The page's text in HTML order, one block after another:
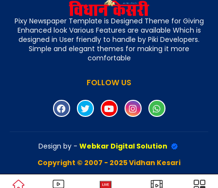
Pixy Newspaper Template is Designed Theme for Giving
Enhanced look Various Features are available Which is
designed in User friendly to handle by Piki Developers.
Simple and elegant themes for making it more
comfortable
FOLLOW US
Design by - Webkar Digital Solution
Copyright © 2007 - 2025 Vidhan Kesari